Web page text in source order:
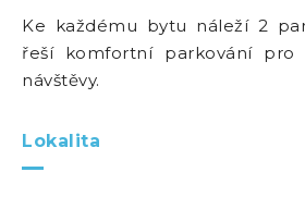
Ke každému bytu náleží 2
řeší komfortní parkování pro
návštěvy.
Lokalita